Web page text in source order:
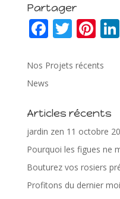
Partager
F
e
b
o
o
k
T
itt
Pi
er
st
Nos Projets récents
News
Articles récents
jardin zen 11 octobre
Pourquoi les figues ne
Bouturez vos rosiers
Profitons du dernier